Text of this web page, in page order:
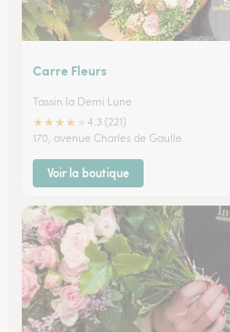
Carre Fleurs
Tassin la Demi Lune
★★★★
4.3 (221)
170, avenue Charles de Gaulle
Voir la boutique